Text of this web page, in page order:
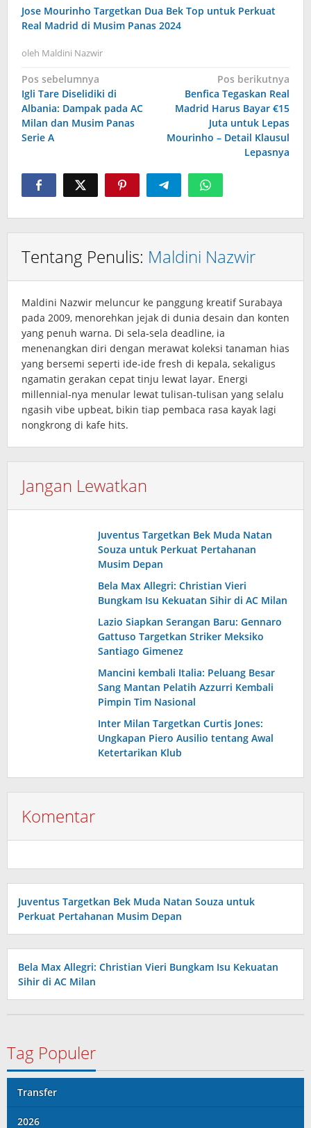
Jose Mourinho Targetkan Dua Bek Top untuk Perkuat
Real Madrid di Musim Panas 2024
oleh Maldini Nazwir
Navigasi
pos
Pos sebelumnya
Igli Tare Diselidiki di
Albania: Dampak pada AC
Milan dan Musim Panas
Serie A
Pos berikutnya
Benfica Tegaskan Real
Madrid Harus Bayar €15
Juta untuk Lepas
Mourinho – Detail Klausul
Lepasnya
Tentang Penulis: Maldini Nazwir
Maldini Nazwir meluncur ke panggung kreatif Surabaya
pada 2009, menorehkan jejak di dunia desain dan konten
yang penuh warna. Di sela‑sela deadline, ia
menenangkan diri dengan merawat koleksi tanaman hias
yang bersemi seperti ide‑ide fresh di kepala, sekaligus
ngamatin gerakan cepat tinju lewat layar. Energi
millennial‑nya menular lewat tulisan‑tulisan yang selalu
ngasih vibe upbeat, bikin tiap pembaca rasa kayak lagi
nongkrong di kafe hits.
Jangan Lewatkan
Juventus Targetkan Bek Muda Natan
Souza untuk Perkuat Pertahanan
Musim Depan
Bela Max Allegri: Christian Vieri
Bungkam Isu Kekuatan Sihir di AC Milan
Lazio Siapkan Serangan Baru: Gennaro
Gattuso Targetkan Striker Meksiko
Santiago Gimenez
Mancini kembali Italia: Peluang Besar
Sang Mantan Pelatih Azzurri Kembali
Pimpin Tim Nasional
Inter Milan Targetkan Curtis Jones:
Ungkapan Piero Ausilio tentang Awal
Ketertarikan Klub
Komentar
Juventus Targetkan Bek Muda Natan Souza untuk
Perkuat Pertahanan Musim Depan
Bela Max Allegri: Christian Vieri Bungkam Isu Kekuatan
Sihir di AC Milan
Tag Populer
Transfer
2026